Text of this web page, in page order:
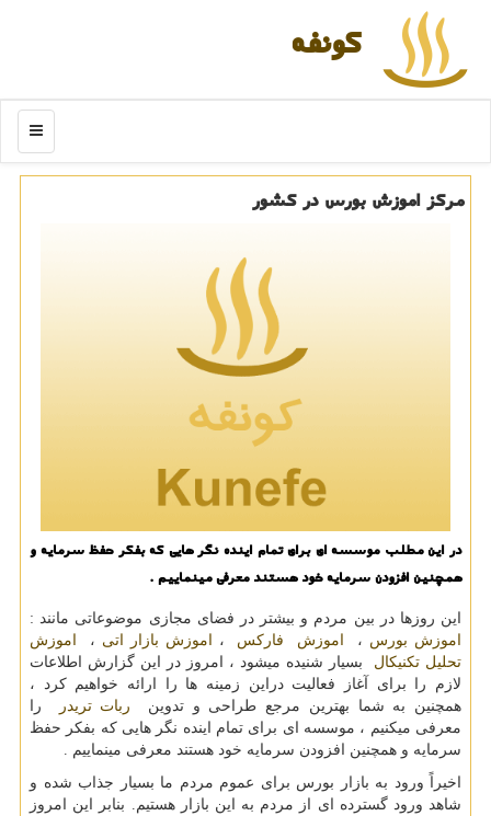
كونفه
منو
مركز اموزش بورس در كشور
در این مطلب موسسه ای برای تمام اینده نگر هایی كه بفكر حفظ سرمایه و
همچنین افزودن سرمایه خود هستند معرفی مینماییم .
این روزها در بین مردم و بیشتر در فضای مجازی موضوعاتی مانند :
اموزش بورس ، اموزش فارکس ، اموزش بازار اتی ، اموزش
تحلیل تکنیکال
بسیار شنیده میشود ، امروز در این گزارش اطلاعات
لازم را برای آغاز فعالیت دراین زمینه ها را ارائه خواهیم کرد ،
همچنین به شما بهترین مرجع طراحی و تدوین ربات تریدر
را
معرفی میکنیم ، موسسه ای برای تمام اینده نگر هایی که بفکر حفظ
سرمایه و همچنین افزودن سرمایه خود هستند معرفی مینماییم .
اخیرا‌ً ورود به بازار بورس برای عموم مردم ما بسیار جذاب شده و
شاهد ورود گسترده ای از مردم به این بازار هستیم. بنابر این امروز